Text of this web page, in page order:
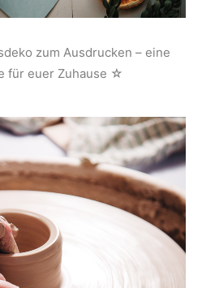
zum Ausdrucken – eine
für euer Zuhause ☆